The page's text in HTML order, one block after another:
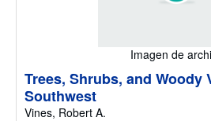
Imagen de
Trees, Shrubs, and Woody
Southwest
Vines, Robert A.